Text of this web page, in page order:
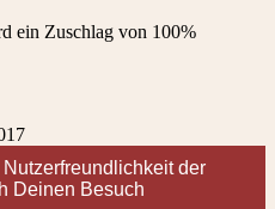
ein Zuschlag von 100%
der
Deinen Besuch